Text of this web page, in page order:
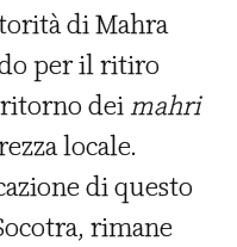
di Mahra
per il ritiro
deimahri
locale.
di questo
rimane